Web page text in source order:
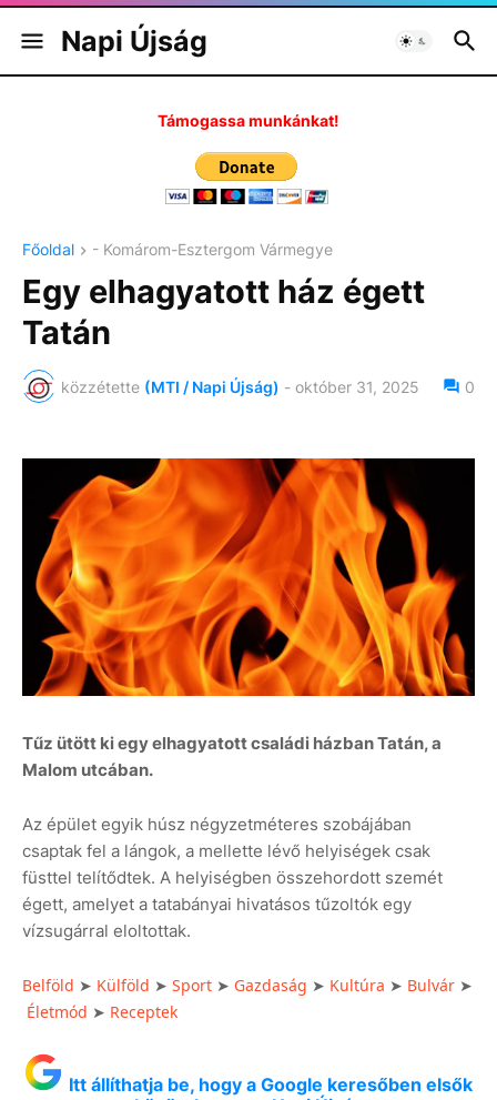
Napi Újság
Támogassa munkánkat!
Főoldal - Komárom-Esztergom Vármegye
Egy elhagyatott ház égett
Tatán
közzétette (MTI / Napi Újság) - október 31, 2025 0
Tűz ütött ki egy elhagyatott családi házban Tatán, a
Malom utcában.
Az épület egyik húsz négyzetméteres szobájában
csaptak fel a lángok, a mellette lévő helyiségek csak
füsttel telítődtek. A helyiségben összehordott szemét
égett, amelyet a tatabányai hivatásos tűzoltók egy
vízsugárral eloltottak.
Belföld ➤ Külföld ➤ Sport ➤ Gazdaság ➤ Kultúra ➤ Bulvár ➤
Életmód ➤ Receptek
Itt állíthatja be, hogy a Google keresőben elsők